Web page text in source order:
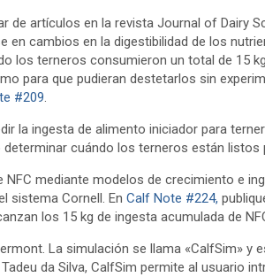
de artículos en la revista Journal of Dairy
en cambios en la digestibilidad de los
los terneros consumieron un total de 15
para que pudieran destetarlos sin
#209.
la ingesta de alimento iniciador para
cuándo los terneros están listos
mediante modelos de crecimiento e
sistema Cornell. En Calf Note #224,
los 15 kg de ingesta acumulada de
La simulación se llama «CalfSim» y
da Silva, CalfSim permite al usuario